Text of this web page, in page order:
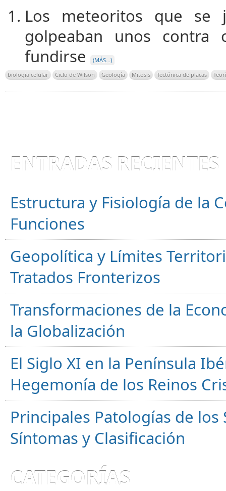
Los meteoritos que se
golpeaban unos contra
fundirse
(MÁS…)
biologia celular
Ciclo de Wilson Geología Mitosis Tectónica de placas
ENTRADAS RECIENTES
Estructura y Fisiología de la
Funciones
Geopolítica y Límites
Tratados Fronterizos
Transformaciones de la
la Globalización
El Siglo XI en la Península
Hegemonía de los Reinos
Principales Patologías de
Síntomas y Clasificación
CATEGORÍAS